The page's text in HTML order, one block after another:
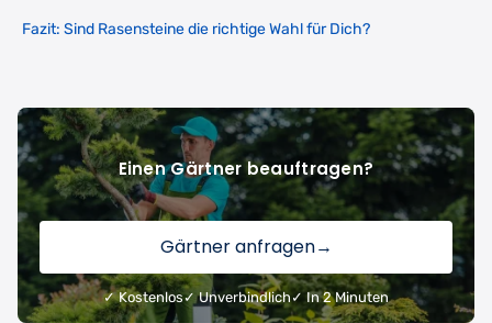
Fazit: Sind Rasensteine die richtige Wahl für Dich?
Einen Gärtner beauftragen?
Gärtner anfragen→
✓ Kostenlos✓ Unverbindlich ✓ In 2 Minuten